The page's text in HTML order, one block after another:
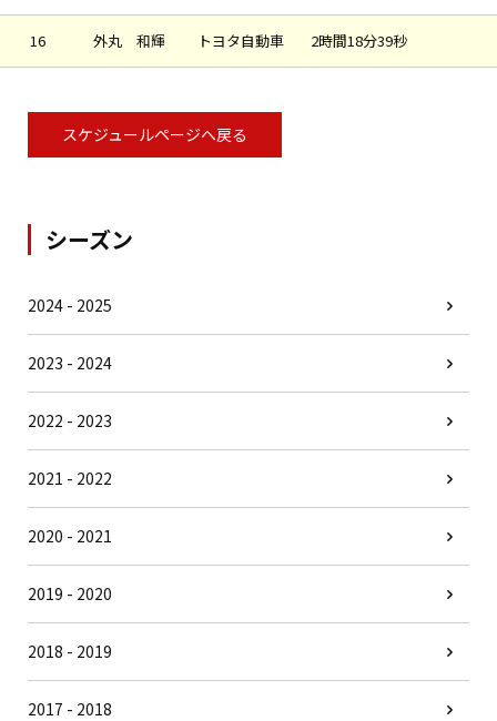
シーズン
2024 - 2025
2023 - 2024
2022 - 2023
2021 - 2022
2020 - 2021
2019 - 2020
2018 - 2019
2017 - 2018
16 外丸 和輝 トヨタ自動車 2時間18分39秒
スケジュールページへ戻る